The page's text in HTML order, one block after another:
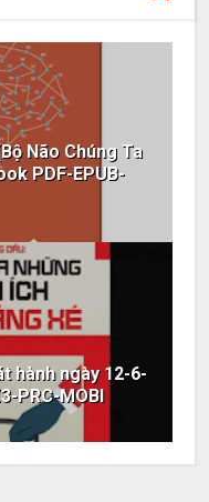
Não Chúng Ta
PDF-EPUB-
hành ngày 12-6-
PRC-MOBI